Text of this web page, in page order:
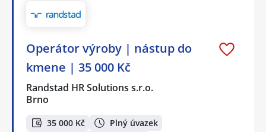
Operátor výroby | nástup do
kmene | 35 000 Kč
Randstad HR Solutions s.r.o.
Brno
35 000 Kč
Plný úvazek